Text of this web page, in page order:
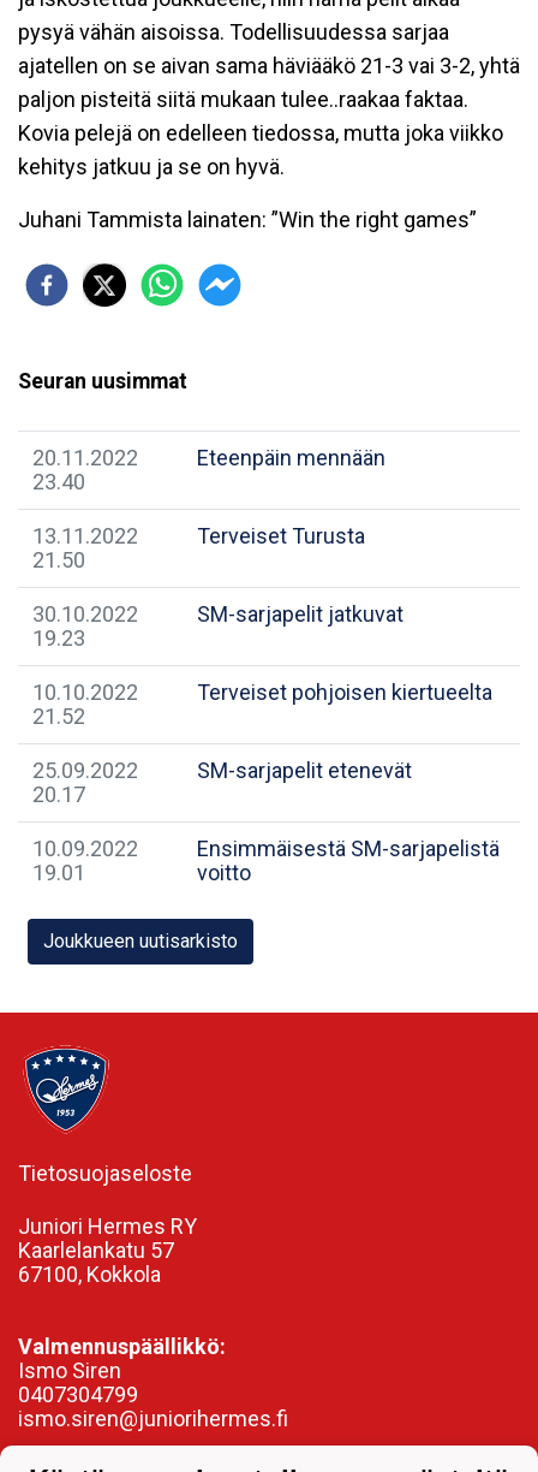
pysyä vähän aisoissa. Todellisuudessa sarjaa
ajatellen on se aivan sama häviääkö 21-3 vai 3-2, yhtä
paljon pisteitä siitä mukaan tulee..raakaa faktaa.
Kovia pelejä on edelleen tiedossa, mutta joka viikko
kehitys jatkuu ja se on hyvä.
Juhani Tammista lainaten: ”Win the right games”
Seuran uusimmat
20.11.2022
23.40
Eteenpäin mennään
13.11.2022
21.50
Terveiset Turusta
30.10.2022
19.23
SM-sarjapelit jatkuvat
10.10.2022
21.52
Terveiset pohjoisen kiertueelta
25.09.2022
20.17
SM-sarjapelit etenevät
10.09.2022
19.01
Ensimmäisestä SM-sarjapelistä
voitto
Joukkueen uutisarkisto
Tietosuojaseloste
Juniori Hermes RY
Kaarlelankatu 57
67100, Kokkola
Valmennuspäällikkö:
Ismo Siren
0407304799
ismo.siren@juniorihermes.fi